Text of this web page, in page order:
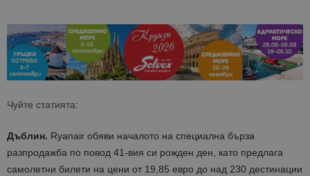
Чуйте статията:
Дъблин. Ryanair обяви началото на специална бърза
разпродажба по повод 41-вия си рожден ден, като предлага
самолетни билети на цени от 19,85 евро до над 230 дестинации